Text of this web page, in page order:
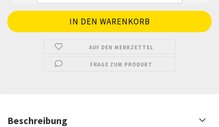
AUF DEN MERKZETTEL
FRAGE ZUM PRODUKT
Beschreibung